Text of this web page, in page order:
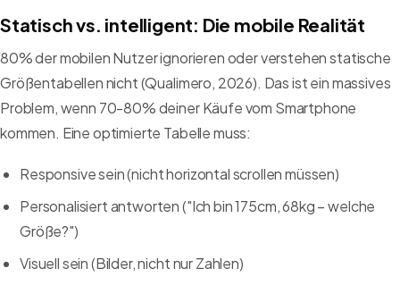
Statisch vs. intelligent: Die mobile Realität
80% der mobilen Nutzer ignorieren oder verstehen statische
Größentabellen nicht (Qualimero, 2026). Das ist ein massives
Problem, wenn 70-80% deiner Käufe vom Smartphone
kommen. Eine optimierte Tabelle muss:
Responsive sein (nicht horizontal scrollen müssen)
Personalisiert antworten ("Ich bin 175cm, 68kg – welche
Größe?")
Visuell sein (Bilder, nicht nur Zahlen)